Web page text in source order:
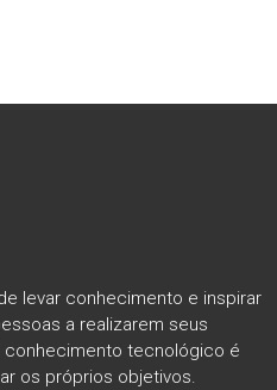
levar conhecimento e inspirar
a realizarem seus
tecnológico é
os próprios objetivos.